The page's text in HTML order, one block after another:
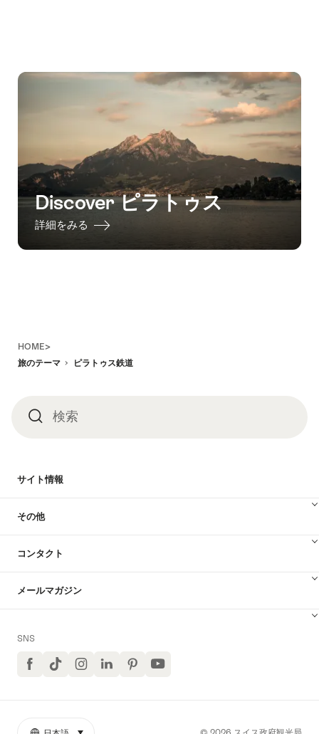
Discover ピラトゥス
詳細をみる
HOME>
旅のテーマ
ピラトゥス鉄道
検 検索
サイト情報
その他
コンタクト
メールマガジン
SNS
FacebookTikTokイ
LinkedInPinterest
ユ